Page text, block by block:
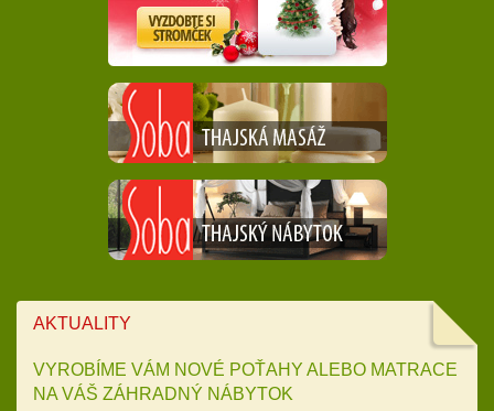
AKTUALITY
VYROBÍME VÁM NOVÉ POŤAHY ALEBO MATRACE
NA VÁŠ ZÁHRADNÝ NÁBYTOK